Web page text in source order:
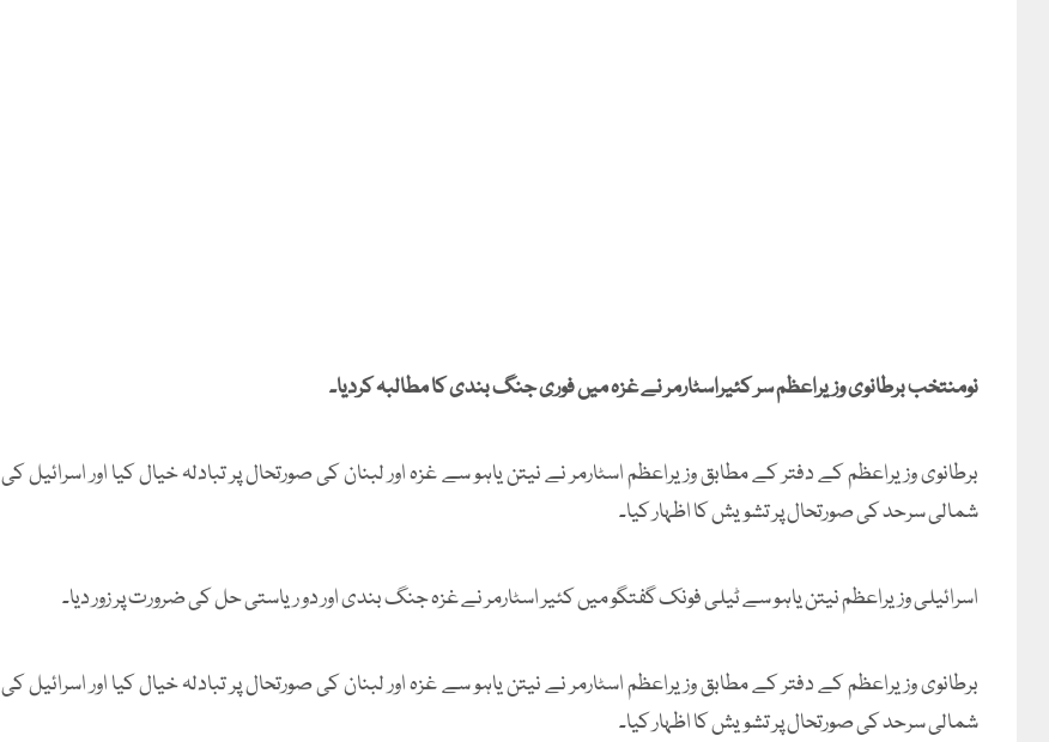
نومنتخب برطانوی وزیراعظم سر کئیراسٹارمر نے غزہ میں فوری جنگ بندی کا مطالبہ کردیا۔
برطانوی وزیراعظم کے دفتر کے مطابق وزیراعظم اسٹارمر نے نیتن یاہو سے غزہ اور لبنان کی صورتحال پر تبادلہ خیال کیا اور اسرائیل کی
شمالی سرحد کی صورتحال پر تشویش کا اظہار کیا۔
اسرائیلی وزیراعظم نیتن یاہو سے ٹیلی فونک گفتگو میں کئیر اسٹارمر نے غزہ جنگ بندی اور دو ریاستی حل کی ضرورت پر زور دیا۔
برطانوی وزیراعظم کے دفتر کے مطابق وزیراعظم اسٹارمر نے نیتن یاہو سے غزہ اور لبنان کی صورتحال پر تبادلہ خیال کیا اور اسرائیل کی
شمالی سرحد کی صورتحال پر تشویش کا اظہار کیا۔